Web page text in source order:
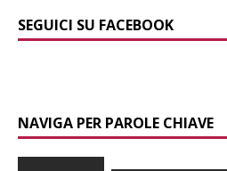
SEGUICI SU FACEBOOK
NAVIGA PER PAROLE CHIAVE